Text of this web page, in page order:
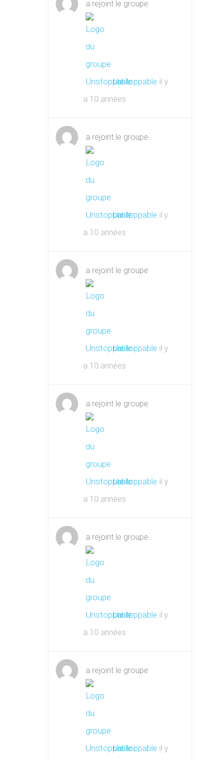
a rejoint le groupe
Unstoppable il y
a 10 années
a rejoint le groupe
Unstoppable il y
a 10 années
a rejoint le groupe
Unstoppable il y
a 10 années
a rejoint le groupe
Unstoppable il y
a 10 années
a rejoint le groupe
Unstoppable il y
a 10 années
a rejoint le groupe
Unstoppable il y